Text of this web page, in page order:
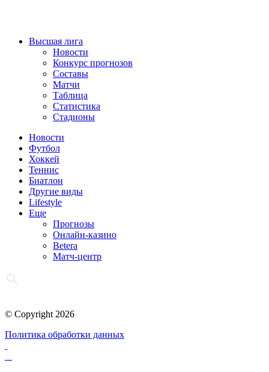
Высшая лига
Новости
Конкурс прогнозов
Составы
Матчи
Таблица
Статистика
Стадионы
Новости
Футбол
Хоккей
Теннис
Биатлон
Другие виды
Lifestyle
Еще
Прогнозы
Онлайн-казино
Betera
Матч-центр
© Copyright 2026
Политика обработки данных